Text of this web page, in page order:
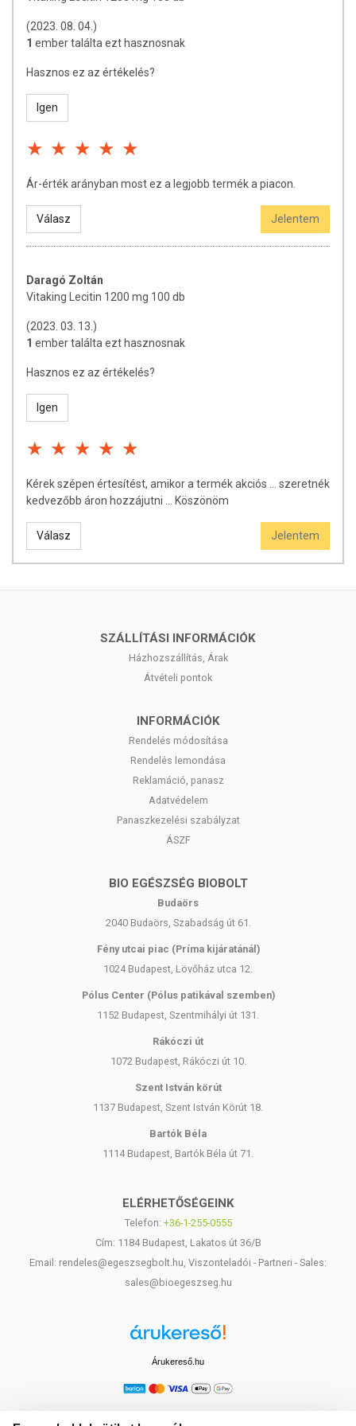
használatát beszélje meg kezelőorvosával. Az ajánlott napi
fogyasztási mennyiséget ne lépje túl! Ne szedje a készítményt, ha az
összetevők bármelyikére érzékeny vagy allergiás! Kisgyermektől
(2023. 08. 04.)
1 ember találta ezt hasznosnak
Hasznos ez az értékelés?
Igen
Ár-érték arányban most ez a legjobb termék a piacon.
Válasz Jelentem
Daragó Zoltán
Vitaking Lecitin 1200 mg 100 db
(2023. 03. 13.)
1 ember találta ezt hasznosnak
Hasznos ez az értékelés?
Igen
Kérek szépen értesítést, amikor a termék akciós ... szeretnék
kedvezőbb áron hozzájutni ... Köszönöm
Válasz Jelentem
SZÁLLÍTÁSI INFORMÁCIÓK
Házhozszállítás, Árak
Átvételi pontok
INFORMÁCIÓK
Rendelés módosítása
Rendelés lemondása
Reklamáció, panasz
Adatvédelem
Panaszkezelési szabályzat
ÁSZF
BIO EGÉSZSÉG BIOBOLT
Budaörs
2040 Budaörs, Szabadság út 61.
Fény utcai piac (Príma kijáratánál)
1024 Budapest, Lövőház utca 12.
Pólus Center (Pólus patikával szemben)
1152 Budapest, Szentmihályi út 131.
Rákóczi út
1072 Budapest, Rákóczi út 10.
Szent István körút
1137 Budapest, Szent István Körút 18.
Bartók Béla
1114 Budapest, Bartók Béla út 71.
ELÉRHETŐSÉGEINK
Telefon: +36-1-255-0555
Cím: 1184 Budapest, Lakatos út 36/B
Email: rendeles@egeszsegbolt.hu, Viszonteladói - Partneri - Sales:
sales@bioegeszseg.hu
Árukereső.hu